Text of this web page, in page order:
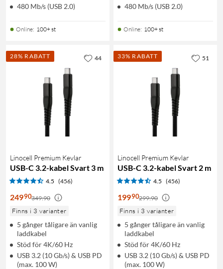
480 Mb/s (USB 2.0)
Online: 100+ st
480 Mb/s (USB 2.0)
Online: 100+ st
28% RABATT
Linocell Premium Kevlar
USB-C 3.2-kabel Svart 3 m
4.5 (456)
24990349:90
Finns i 3 varianter
5 gånger tåligare än vanlig
laddkabel
Stöd för 4K/60 Hz
USB 3.2 (10 Gb/s) & USB PD
(max. 100 W)
44 33% RABATT
Linocell Premium Kevlar
USB-C 3.2-kabel Svart 2 m
4.5 (456)
19990299:90
Finns i 3 varianter
5 gånger tåligare än vanlig
laddkabel
Stöd för 4K/60 Hz
USB 3.2 (10 Gb/s) & USB PD
(max. 100 W)
51